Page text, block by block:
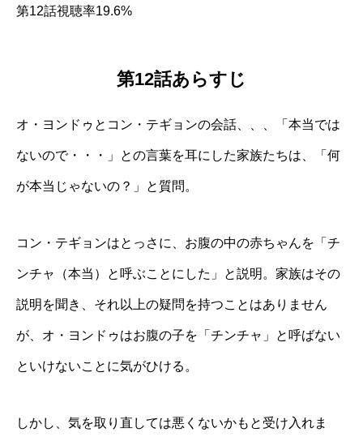
第12話視聴率19.6%
第12話あらすじ
オ・ヨンドゥとコン・テギョンの会話、、、「本当では
ないので・・・」との言葉を耳にした家族たちは、「何
が本当じゃないの？」と質問。
コン・テギョンはとっさに、お腹の中の赤ちゃんを「チ
ンチャ（本当）と呼ぶことにした」と説明。家族はその
説明を聞き、それ以上の疑問を持つことはありません
が、オ・ヨンドゥはお腹の子を「チンチャ」と呼ばない
といけないことに気がひける。
しかし、気を取り直しては悪くないかもと受け入れま